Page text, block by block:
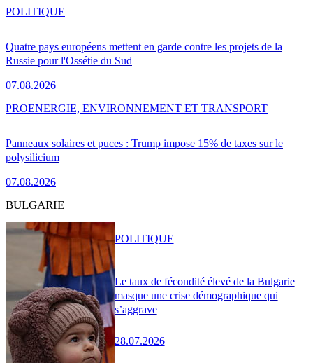
Quatre pays européens mettent en garde contre les projets de la
Russie pour l'Ossétie du Sud
07.08.2026
POLITIQUE
Panneaux solaires et puces : Trump impose 15% de taxes sur le
polysilicium
07.08.2026
PROENERGIE, ENVIRONNEMENT ET TRANSPORT
BULGARIE
Le taux de fécondité élevé de la Bulgarie
masque une crise démographique qui
s’aggrave
28.07.2026
POLITIQUE